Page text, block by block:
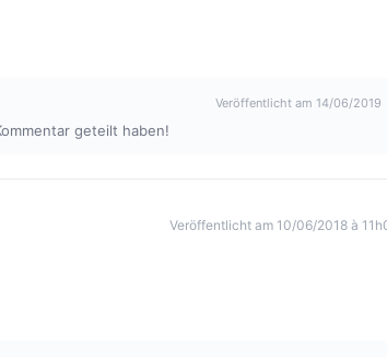
Veröffentlicht am 14/06/2019
geteilt haben!
Veröffentlicht am 10/06/2018 à